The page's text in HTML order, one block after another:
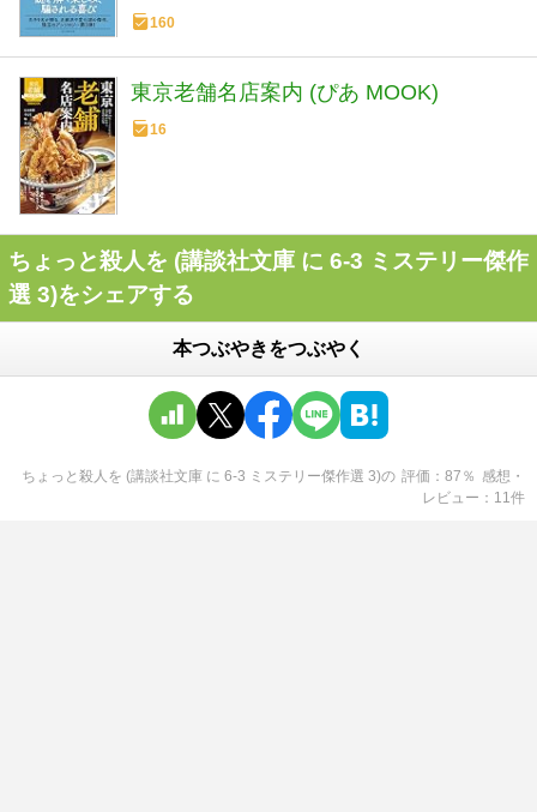
160
東京老舗名店案内 (ぴあ MOOK)
16
ちょっと殺人を (講談社文庫 に 6-3 ミステリー傑作
選 3)をシェアする
本つぶやきをつぶやく
ちょっと殺人を (講談社文庫 に 6-3 ミステリー傑作選 3)の 評価 87 ％ 感想・
レビュー
11件